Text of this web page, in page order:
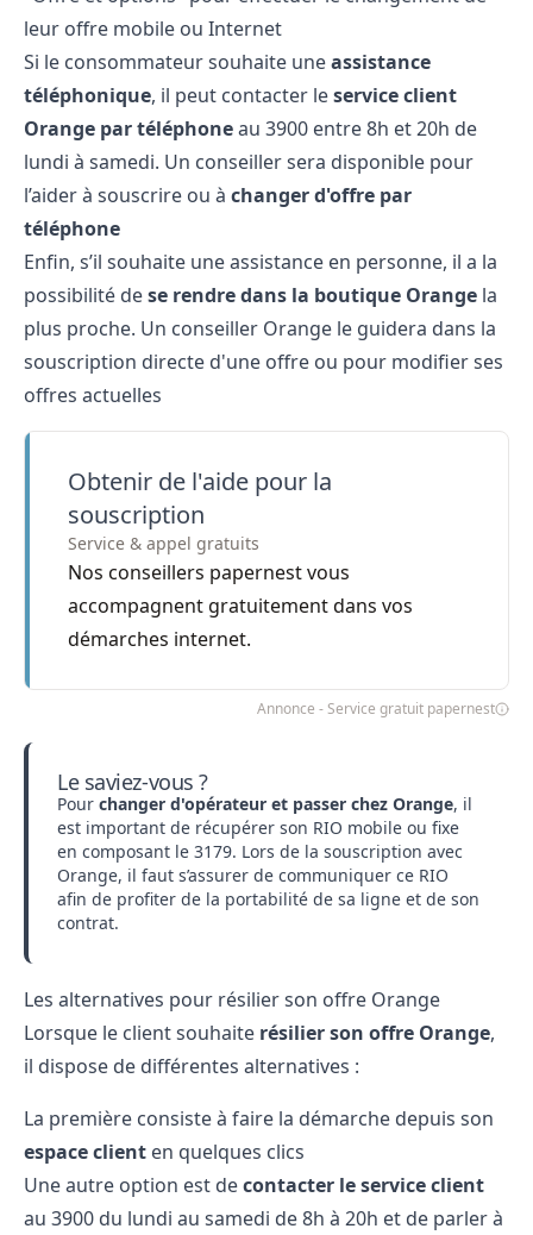
leur offre mobile ou Internet
Si le consommateur souhaite uneassistance
téléphonique, il peut contacter leservice client
Orange par téléphoneau 3900 entre 8h et 20h de
lundi à samedi. Un conseiller sera disponible pour
l’aider à souscrire ou à changer d'offre par
téléphone
Enfin, s’il souhaite une assistance en personne, il a la
possibilité dese rendre dans la boutique Orange la
plus proche. Un conseiller Orange le guidera dans la
souscription directe d'une offre ou pour modifier ses
offres actuelles
Obtenir de l'aide pour la
souscription
Service & appel gratuits
Nos conseillers papernest vous
accompagnent gratuitement dans vos
démarches internet.
Annonce - Service gratuit papernest
Le saviez-vous ?
Pour changer d'opérateur et passer chez Orange, il
est important de récupérer son RIO mobile ou fixe
en composant le 3179. Lors de la souscription avec
Orange, il faut s’assurer de communiquer ce RIO
afin de profiter de la portabilité de sa ligne et de son
contrat.
Les alternatives pour résilier son offre Orange
Lorsque le client souhaite résilier son offre Orange,
il dispose de différentes alternatives :
La première consiste à faire la démarche depuis son
espace client en quelques clics
Une autre option est decontacter le service client
au 3900 du lundi au samedi de 8h à 20h et de parler à